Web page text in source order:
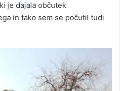
je dajala občutek
in tako sem se počutil tudi